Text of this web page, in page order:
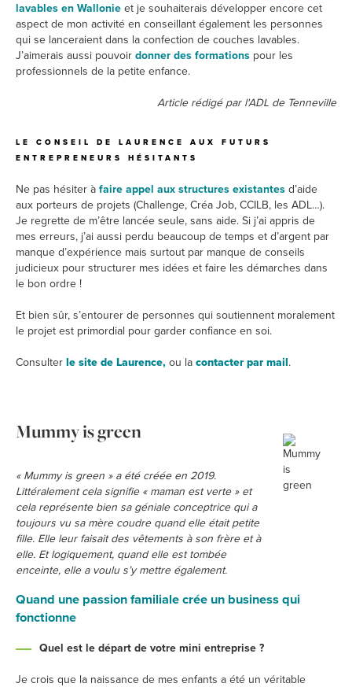
lavables en Wallonie et je souhaiterais développer encore cet
aspect de mon activité en conseillant également les personnes
qui se lanceraient dans la confection de couches lavables.
J’aimerais aussi pouvoir donner des formations pour les
professionnels de la petite enfance.
Article rédigé par l'ADL de Tenneville
LE CONSEIL DE LAURENCE AUX FUTURS
ENTREPRENEURS HÉSITANTS
Ne pas hésiter à faire appel aux structures existantes d’aide
aux porteurs de projets (Challenge, Créa Job, CCILB, les ADL…).
Je regrette de m’être lancée seule, sans aide. Si j’ai appris de
mes erreurs, j’ai aussi perdu beaucoup de temps et d’argent par
manque d’expérience mais surtout par manque de conseils
judicieux pour structurer mes idées et faire les démarches dans
le bon ordre !
Et bien sûr, s’entourer de personnes qui soutiennent moralement
le projet est primordial pour garder confiance en soi.
Consulter le site de Laurence, ou la contacter par mail.
Mummy is green
« Mummy is green » a été créée en 2019.
Littéralement cela signifie « maman est verte » et
cela représente bien sa géniale conceptrice qui a
toujours vu sa mère coudre quand elle était petite
fille. Elle leur faisait des vêtements à son frère et à
elle. Et logiquement, quand elle est tombée
enceinte, elle a voulu s’y mettre également.
Quand une passion familiale crée un business qui
fonctionne
Quel est le départ de votre mini entreprise ?
Je crois que la naissance de mes enfants a été un véritable